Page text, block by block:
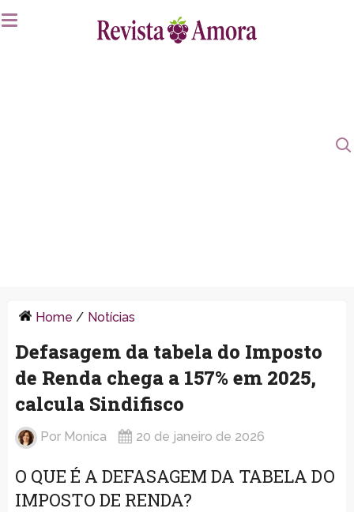
Home / Notícias
Defasagem da tabela do Imposto
de Renda chega a 157% em 2025,
calcula Sindifisco
Por Monica 20 de janeiro de 2026
O QUE É A DEFASAGEM DA TABELA DO
IMPOSTO DE RENDA?